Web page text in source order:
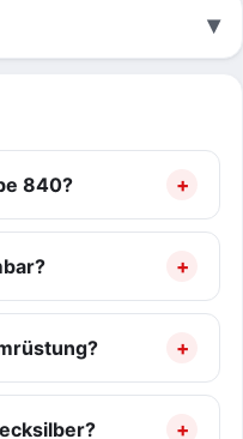
840?